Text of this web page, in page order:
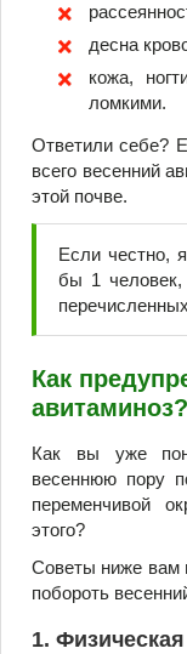
десна
кожа,
ломкими.
Ответили себе?
всего весенний
этой почве.
Если честно,
бы 1 человек,
Как
авитаминоз?
Как вы уже
весеннюю пору
переменчивой
этого?
Советы ниже вам
побороть
1.